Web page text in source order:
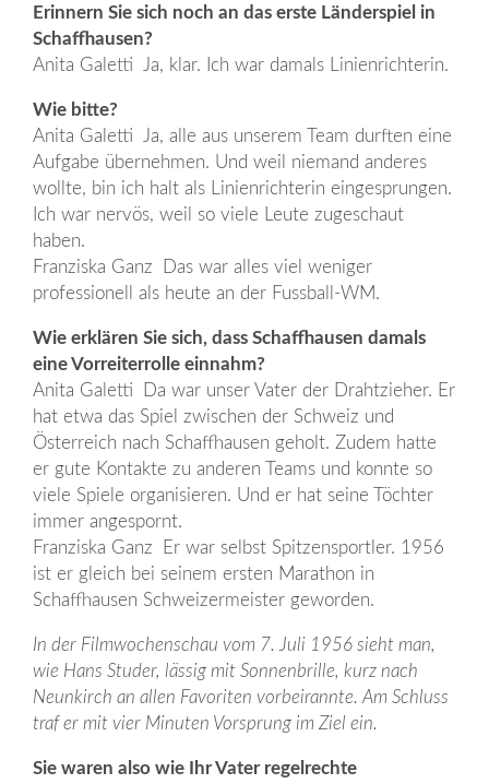
Erinnern Sie sich noch an das erste Länderspiel in
Schaffhausen?
Anita Galetti Ja, klar. Ich war damals Linienrichterin.
Wie bitte?
Anita Galetti Ja, alle aus unserem Team durften eine
Aufgabe übernehmen. Und weil niemand anderes
wollte, bin ich halt als Linienrichterin eingesprungen.
Ich war nervös, weil so viele Leute zugeschaut
haben.
Franziska Ganz Das war alles viel weniger
professionell als heute an der Fussball-WM.
Wie erklären Sie sich, dass Schaffhausen damals
eine Vorreiterrolle einnahm?
Anita Galetti Da war unser Vater der Drahtzieher. Er
hat etwa das Spiel zwischen der Schweiz und
Österreich nach Schaffhausen geholt. Zudem hatte
er gute Kontakte zu anderen Teams und konnte so
viele Spiele organisieren. Und er hat seine Töchter
immer angespornt.
Franziska Ganz Er war selbst Spitzensportler. 1956
ist er gleich bei seinem ersten Marathon in
Schaffhausen Schweizermeister geworden.
In der Filmwochenschau vom 7. Juli 1956 sieht man,
wie Hans Studer, lässig mit Sonnenbrille, kurz nach
Neunkirch an allen Favoriten vorbeirannte. Am Schluss
traf er mit vier Minuten Vorsprung im Ziel ein.
Sie waren also wie Ihr Vater regelrechte